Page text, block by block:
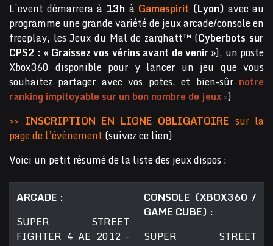
L’event démarrera à 13h à Gamespirit (Lyon) avec au
programme une grande variété de jeux arcade/console en
freeplay, les Jeux du Mal de zarghatt™ (Cyberbots sur
CPS2 : « Graissez vos vérins avant de venir »), un poste
Xbox360 disponible pour y lancer un jeu que vous
souhaitez partager avec vos potes, et bien-sûr notre
ranking impitoyable sur un bon nombre de jeux=)
>> INSCRIPTION EN LIGNE OBLIGATOIRE sur la
page de l’évènement (suivez ce lien)
Voici un petit résumé de la liste des jeux dispos :
ARCADE :
SUPER STREET
FIGHTER 4 AE 2012 –
CONSOLE (XBOX360 /
GAME CUBE) :
SUPER STREET